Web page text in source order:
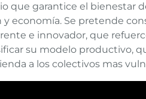
que garantice el bienestar
economía. Se pretende
e innovador, que
su modelo productivo,
a los colectivos mas